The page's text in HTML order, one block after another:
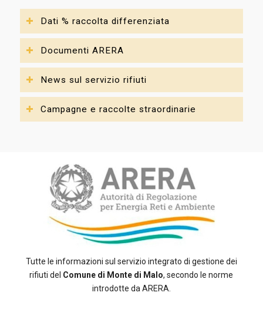
Dati % raccolta differenziata
Documenti ARERA
News sul servizio rifiuti
Campagne e raccolte straordinarie
Tutte le informazioni sul servizio integrato di gestione dei
rifiuti del Comune di Monte di Malo, secondo le norme
introdotte da ARERA.